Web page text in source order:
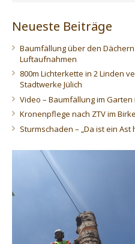
Neueste Beiträge
Baumfällung über den
Luftaufnahmen
800m Lichterkette in 2 Linden
Stadtwerke Jülich
Video – Baumfällung im
Kronenpflege nach ZTV im
Sturmschaden – „Da ist ein